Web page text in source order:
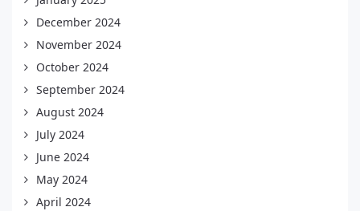
December 2024
November 2024
October 2024
September 2024
August 2024
July 2024
June 2024
May 2024
April 2024